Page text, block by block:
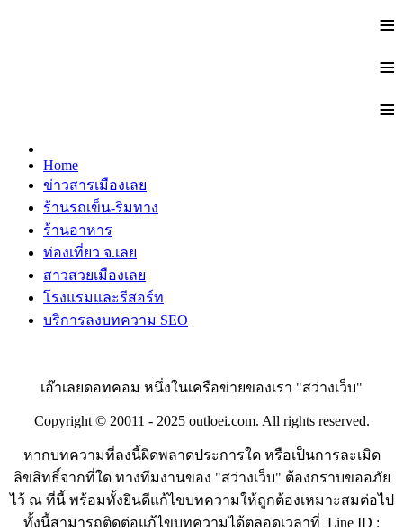
≡
≡
≡
Home
ข่าวสารเมืองเลย
ร้านรถเข็น-ริมทาง
ร้านอาหาร
ท่องเที่ยว จ.เลย
สาวสวยเมืองเลย
โรงแรมและรีสอร์ท
บริการลงบทความ SEO
เอ๊าเลยดอทคอม หนึ่งในเครือข่ายของเรา "สว่างเว็บ"
Copyright © 20011 - 2025 outloei.com. All rights reserved.
หากบทความที่ลงนี้ผิดพลาดประการใด หรือเป็นการละเมิด
ลิขสิทธิ์จากที่ใด ทางทีมงานของ "สว่างเว็บ" ต้องกราบขออภัย
ไว้ ณ ที่นี้ พร้อมทั้งยินดีแก้ไขบทความให้ถูกต้องเหมาะสมต่อไป
ทั้งนี้สามารถติดต่อแก้ไขบทความได้ตลอดเวลาที่ Line ID :